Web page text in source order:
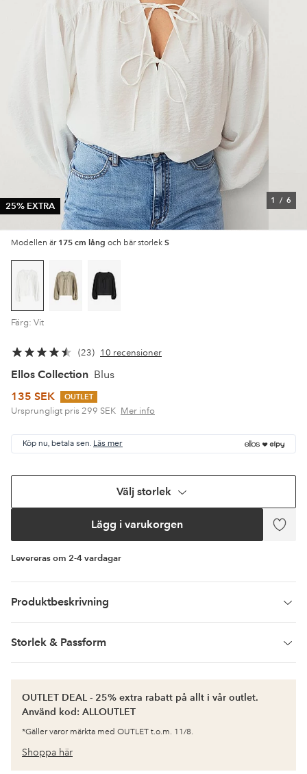
25% EXTRA
1 / 6
Modellen är 175 cm lång och bär storlek S
Färg: Vit
23 10 recensioner
Ellos Collection Blus
135 SEK
OUTLET
Ursprungligt pris 299 SEK Mer info
Köp nu, betala sen. Läs mer
Välj storlek
Lägg i varukorgen
Lägg
Levereras om 2-4 vardagar
Produktbeskrivning
Storlek & Passform
OUTLET DEAL - 25% extra rabatt på allt i vår outlet.
Använd kod: ALLOUTLET
*Gäller varor märkta med OUTLET t.o.m. 11/8.
Shoppa här